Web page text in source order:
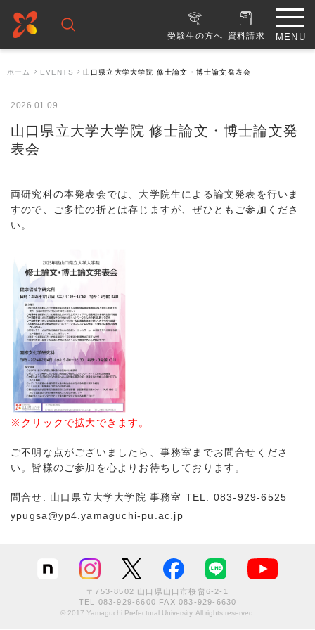
受験生の方へ 資料請求
ホーム EVENTS 山口県立大学大学院 修士論文・博士論文発表会
2026.01.09
山口県立大学大学院 修士論文・博士論文発
表会
両研究科の本発表会では、大学院生による論文発表を行いま
すので、ご多忙の折とは存じますが、ぜひともご参加くださ
い。
※クリックで拡大できます。
ご不明な点がございましたら、事務室までお問合せくださ
い。皆様のご参加を心よりお待ちしております。
問合せ: 山口県立大学大学院 事務室 TEL: 083-929-6525
ypugsa@yp4.yamaguchi-pu.ac.jp
〒753-8502 山口県山口市桜畠6-2-1
TEL 083-929-6600 FAX 083-929-6630
© 2017 Yamaguchi Prefectural University, All rights reserved.